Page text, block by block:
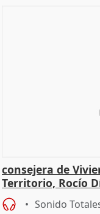
consejera de
Territorio, Rocío
Sonido